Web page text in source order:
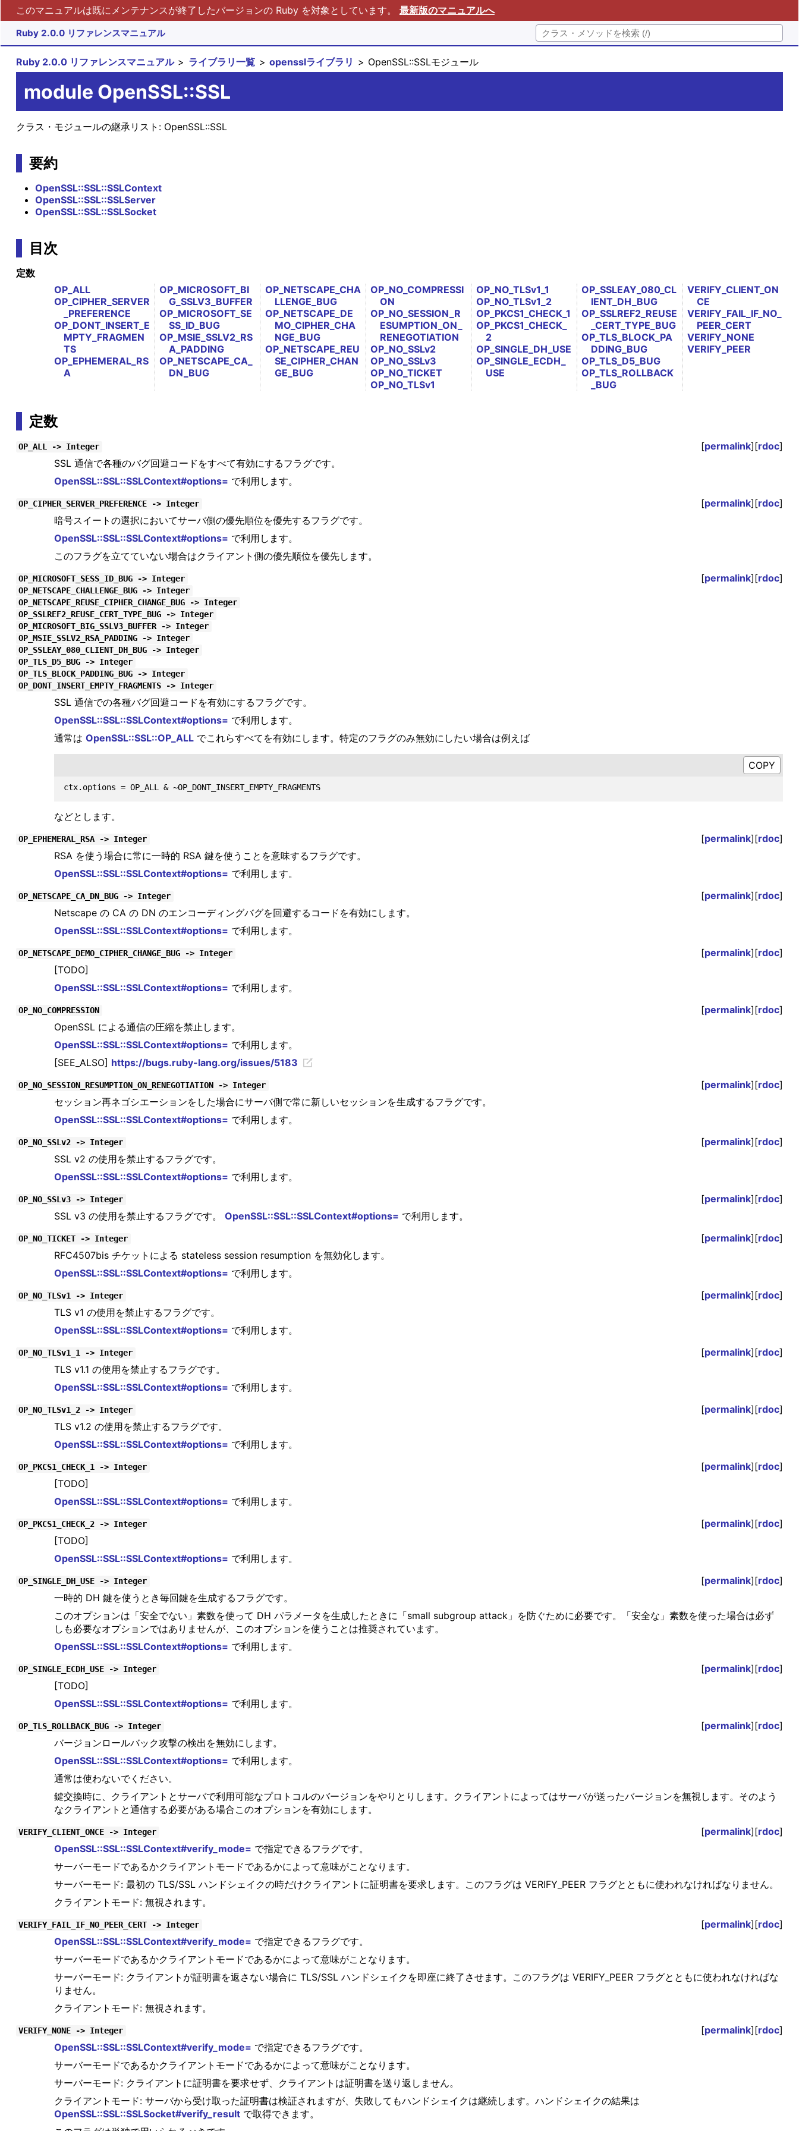
このマニュアルは既にメンテナンスが終了したバージョンの Ruby を対象としています。 最新版のマニュアルへ
Ruby 2.0.0 リファレンスマニュアル
Ruby 2.0.0 リファレンスマニュアル ライブラリ一覧 opensslライブラリ OpenSSL::SSLモジュール
module OpenSSL::SSL
クラス・モジュールの継承リスト: OpenSSL::SSL
要約
OpenSSL::SSL::SSLContext
OpenSSL::SSL::SSLServer
OpenSSL::SSL::SSLSocket
目次
定数
OP_ALL
OP_CIPHER_SERVER
_PREFERENCE
OP_DONT_INSERT_E
MPTY_FRAGMEN
TS
OP_EPHEMERAL_RS
A
OP_MICROSOFT_BI
G_SSLV3_BUFFER
OP_MICROSOFT_SE
SS_ID_BUG
OP_MSIE_SSLV2_RS
A_PADDING
OP_NETSCAPE_CA_
DN_BUG
OP_NETSCAPE_CHA
LLENGE_BUG
OP_NETSCAPE_DE
MO_CIPHER_CHA
NGE_BUG
OP_NETSCAPE_REU
SE_CIPHER_CHAN
GE_BUG
OP_NO_COMPRESSI
ON
OP_NO_SESSION_R
ESUMPTION_ON_
RENEGOTIATION
OP_NO_SSLv2
OP_NO_SSLv3
OP_NO_TICKET
OP_NO_TLSv1
OP_NO_TLSv1_1
OP_NO_TLSv1_2
OP_PKCS1_CHECK_1
OP_PKCS1_CHECK_
2
OP_SINGLE_DH_USE
OP_SINGLE_ECDH_
USE
OP_SSLEAY_080_CL
IENT_DH_BUG
OP_SSLREF2_REUSE
_CERT_TYPE_BUG
OP_TLS_BLOCK_PA
DDING_BUG
OP_TLS_D5_BUG
OP_TLS_ROLLBACK
_BUG
VERIFY_CLIENT_ON
CE
VERIFY_FAIL_IF_NO_
PEER_CERT
VERIFY_NONE
VERIFY_PEER
定数
OP_ALL -> Integer [permalink][rdoc]
SSL 通信で各種のバグ回避コードをすべて有効にするフラグです。
OpenSSL::SSL::SSLContext#options= で利用します。
OP_CIPHER_SERVER_PREFERENCE -> Integer [permalink][rdoc]
暗号スイートの選択においてサーバ側の優先順位を優先するフラグです。
OpenSSL::SSL::SSLContext#options= で利用します。
このフラグを立てていない場合はクライアント側の優先順位を優先します。
OP_MICROSOFT_SESS_ID_BUG -> Integer [permalink][rdoc]
OP_NETSCAPE_CHALLENGE_BUG -> Integer
OP_NETSCAPE_REUSE_CIPHER_CHANGE_BUG -> Integer
OP_SSLREF2_REUSE_CERT_TYPE_BUG -> Integer
OP_MICROSOFT_BIG_SSLV3_BUFFER -> Integer
OP_MSIE_SSLV2_RSA_PADDING -> Integer
OP_SSLEAY_080_CLIENT_DH_BUG -> Integer
OP_TLS_D5_BUG -> Integer
OP_TLS_BLOCK_PADDING_BUG -> Integer
OP_DONT_INSERT_EMPTY_FRAGMENTS -> Integer
SSL 通信での各種バグ回避コードを有効にするフラグです。
OpenSSL::SSL::SSLContext#options= で利用します。
通常は OpenSSL::SSL::OP_ALLでこれらすべてを有効にします。特定のフラグのみ無効にしたい場合は例えば
ctx.options = OP_ALL & ~OP_DONT_INSERT_EMPTY_FRAGMENTS
などとします。
OP_EPHEMERAL_RSA -> Integer [permalink][rdoc]
RSA を使う場合に常に一時的 RSA 鍵を使うことを意味するフラグです。
OpenSSL::SSL::SSLContext#options= で利用します。
OP_NETSCAPE_CA_DN_BUG -> Integer [permalink][rdoc]
Netscape の CA の DN のエンコーディングバグを回避するコードを有効にします。
OpenSSL::SSL::SSLContext#options= で利用します。
OP_NETSCAPE_DEMO_CIPHER_CHANGE_BUG -> Integer [permalink][rdoc]
[TODO]
OpenSSL::SSL::SSLContext#options= で利用します。
OP_NO_COMPRESSION [permalink][rdoc]
OpenSSL による通信の圧縮を禁止します。
OpenSSL::SSL::SSLContext#options= で利用します。
[SEE_ALSO] https://bugs.ruby-lang.org/issues/5183
OP_NO_SESSION_RESUMPTION_ON_RENEGOTIATION -> Integer [permalink][rdoc]
セッション再ネゴシエーションをした場合にサーバ側で常に新しいセッションを生成するフラグです。
OpenSSL::SSL::SSLContext#options= で利用します。
OP_NO_SSLv2 -> Integer [permalink][rdoc]
SSL v2 の使用を禁止するフラグです。
OpenSSL::SSL::SSLContext#options= で利用します。
OP_NO_SSLv3 -> Integer [permalink][rdoc]
SSL v3 の使用を禁止するフラグです。 OpenSSL::SSL::SSLContext#options= で利用します。
OP_NO_TICKET -> Integer [permalink][rdoc]
RFC4507bis チケットによる stateless session resumption を無効化します。
OpenSSL::SSL::SSLContext#options= で利用します。
OP_NO_TLSv1 -> Integer [permalink][rdoc]
TLS v1 の使用を禁止するフラグです。
OpenSSL::SSL::SSLContext#options= で利用します。
OP_NO_TLSv1_1 -> Integer [permalink][rdoc]
TLS v1.1 の使用を禁止するフラグです。
OpenSSL::SSL::SSLContext#options= で利用します。
OP_NO_TLSv1_2 -> Integer [permalink][rdoc]
TLS v1.2 の使用を禁止するフラグです。
OpenSSL::SSL::SSLContext#options= で利用します。
OP_PKCS1_CHECK_1 -> Integer [permalink][rdoc]
[TODO]
OpenSSL::SSL::SSLContext#options= で利用します。
OP_PKCS1_CHECK_2 -> Integer [permalink][rdoc]
[TODO]
OpenSSL::SSL::SSLContext#options= で利用します。
OP_SINGLE_DH_USE -> Integer [permalink][rdoc]
一時的 DH 鍵を使うとき毎回鍵を生成するフラグです。
このオプションは「安全でない」素数を使って DH パラメータを生成したときに「small subgroup attack」を防ぐために必要です。「安全な」素数を使った場合は必ず
しも必要なオプションではありませんが、このオプションを使うことは推奨されています。
OpenSSL::SSL::SSLContext#options= で利用します。
OP_SINGLE_ECDH_USE -> Integer [permalink][rdoc]
[TODO]
OpenSSL::SSL::SSLContext#options= で利用します。
OP_TLS_ROLLBACK_BUG -> Integer [permalink][rdoc]
バージョンロールバック攻撃の検出を無効にします。
OpenSSL::SSL::SSLContext#options= で利用します。
通常は使わないでください。
鍵交換時に、クライアントとサーバで利用可能なプロトコルのバージョンをやりとりします。クライアントによってはサーバが送ったバージョンを無視します。そのよう
なクライアントと通信する必要がある場合このオプションを有効にします。
VERIFY_CLIENT_ONCE -> Integer [permalink][rdoc]
OpenSSL::SSL::SSLContext#verify_mode= で指定できるフラグです。
サーバーモードであるかクライアントモードであるかによって意味がことなります。
サーバーモード: 最初の TLS/SSL ハンドシェイクの時だけクライアントに証明書を要求します。このフラグは VERIFY_PEER フラグとともに使われなければなりません。
クライアントモード: 無視されます。
VERIFY_FAIL_IF_NO_PEER_CERT -> Integer [permalink][rdoc]
OpenSSL::SSL::SSLContext#verify_mode= で指定できるフラグです。
サーバーモードであるかクライアントモードであるかによって意味がことなります。
サーバーモード: クライアントが証明書を返さない場合に TLS/SSL ハンドシェイクを即座に終了させます。このフラグは VERIFY_PEER フラグとともに使われなければな
りません。
クライアントモード: 無視されます。
VERIFY_NONE -> Integer [permalink][rdoc]
OpenSSL::SSL::SSLContext#verify_mode= で指定できるフラグです。
サーバーモードであるかクライアントモードであるかによって意味がことなります。
サーバーモード: クライアントに証明書を要求せず、クライアントは証明書を送り返しません。
クライアントモード: サーバから受け取った証明書は検証されますが、失敗してもハンドシェイクは継続します。ハンドシェイクの結果は
OpenSSL::SSL::SSLSocket#verify_resultで取得できます。